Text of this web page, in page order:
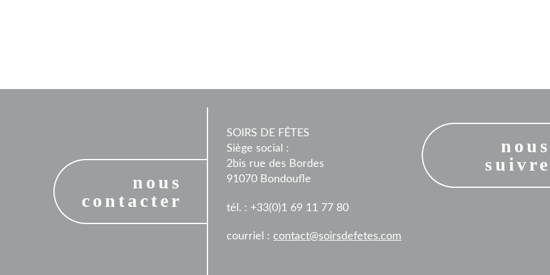
nous
contacter
SOIRS DE FÊTES
Siège social :
2bis rue des Bordes
91070 Bondoufle
tél. : +33(0)1 69 11 77 80
courriel : contact@soirsdefetes.com
nous
suivre